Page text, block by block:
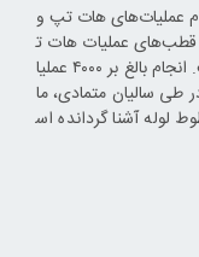
عملیات‌های هات تپ و
قطب‌های عملیات هات ت
پ در کشور و حتی در منطقه تبدیل شده است. انجام بالغ بر ۴۰۰۰ عملیا
سالیان متمادی، ما
لوله آشنا گردانده اس